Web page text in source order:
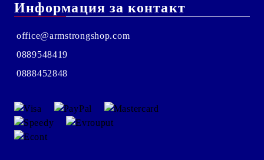
Информация за контакт
office@armstrongshop.com
0889548419
0888452848